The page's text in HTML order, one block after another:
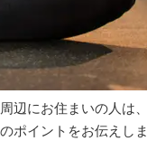
にお住まいの人は、
ポイントをお伝えしま